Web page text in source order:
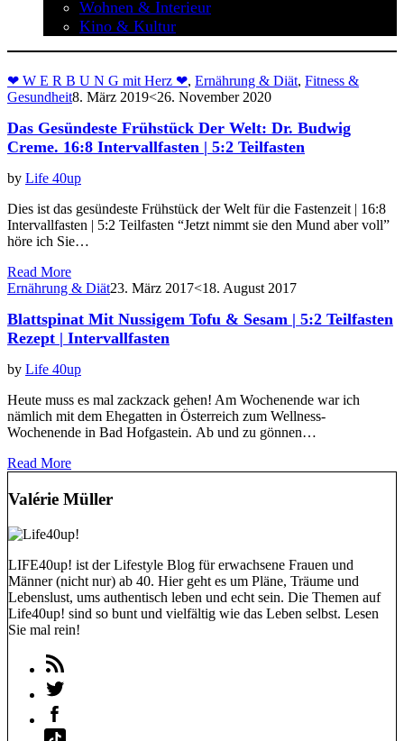
Wohnen & Interieur
Kino & Kultur
❤ W E R B U N G mit Herz ❤, Ernährung & Diät, Fitness &
Gesundheit8. März 2019<26. November 2020
Das Gesündeste Frühstück Der Welt: Dr. Budwig
Creme. 16:8 Intervallfasten | 5:2 Teilfasten
by Life 40up
Dies ist das gesündeste Frühstück der Welt für die Fastenzeit | 16:8
Intervallfasten | 5:2 Teilfasten “Jetzt nimmt sie den Mund aber voll”
höre ich Sie…
Read More
Ernährung & Diät23. März 2017<18. August 2017
Blattspinat Mit Nussigem Tofu & Sesam | 5:2 Teilfasten
Rezept | Intervallfasten
by Life 40up
Heute muss es mal zackzack gehen! Am Wochenende war ich
nämlich mit dem Ehegatten in Österreich zum Wellness-
Wochenende in Bad Hofgastein. Ab und zu gönnen…
Read More
Valérie Müller
LIFE40up! ist der Lifestyle Blog für erwachsene Frauen und
Männer (nicht nur) ab 40. Hier geht es um Pläne, Träume und
Lebenslust, ums authentisch leben und echt sein. Die Themen auf
Life40up! sind so bunt und vielfältig wie das Leben selbst. Lesen
Sie mal rein!